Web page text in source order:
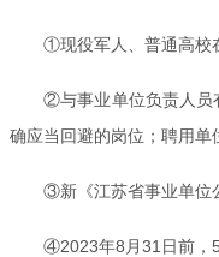
①现役军人、普通高校
②与事业单位负责人员
确应当回避的岗位；聘用单
③新《江苏省事业单位
④2023年8月31日前，5